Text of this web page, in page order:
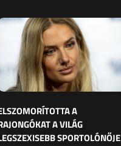
A
A VILÁG
SPORTOLÓNŐJE